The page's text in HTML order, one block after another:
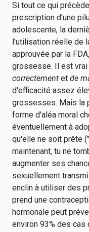
Si tout ce qui
prescription d'une
adolescente, la
l'utilisation réelle de
approuvée par la
grossesse. Il est
correctement et de
d'efficacité assez
grossesses. Mais la
forme d'aléa moral
éventuellement à
qu'elle ne soit prête
maintenant, tu ne
augmenter ses
sexuellement
enclin à utiliser des
prend une
hormonale peut
environ 93% des cas